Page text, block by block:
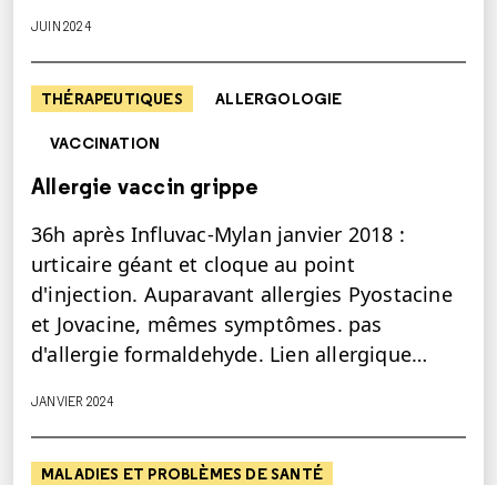
JUIN 2024
THÉRAPEUTIQUES ALLERGOLOGIE
VACCINATION
Allergie vaccin grippe
36h après Influvac-Mylan janvier 2018 :
urticaire géant et cloque au point
d'injection. Auparavant allergies Pyostacine
et Jovacine, mêmes symptômes. pas
d'allergie formaldehyde. Lien allergique…
JANVIER 2024
MALADIES ET PROBLÈMES DE SANTÉ